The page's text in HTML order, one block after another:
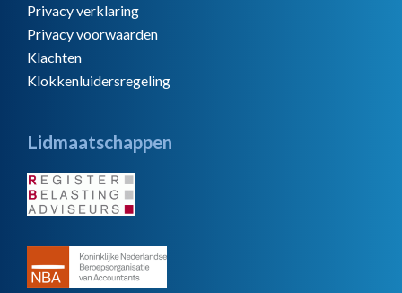
Privacy verklaring
Privacy voorwaarden
Klachten
Klokkenluidersregeling
Lidmaatschappen